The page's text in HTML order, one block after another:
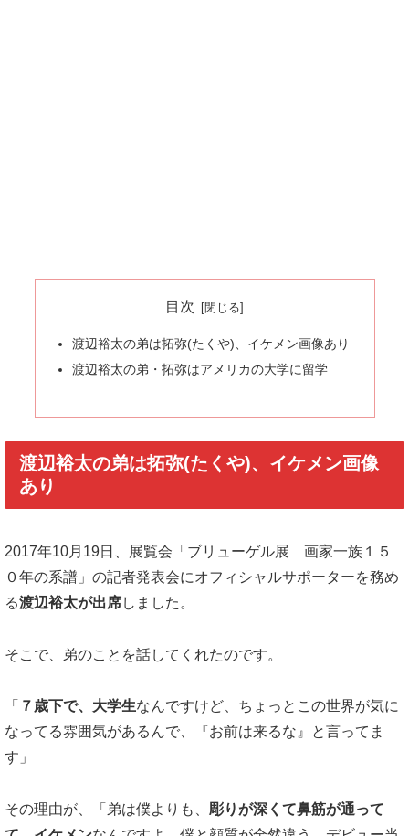
目次
渡辺裕太の弟は拓弥(たくや)、イケメン画像あり
渡辺裕太の弟・拓弥はアメリカの大学に留学
渡辺裕太の弟は拓弥(たくや)、イケメン画像
あり
2017年10月19日、展覧会「ブリューゲル展 画家一族１５
０年の系譜」の記者発表会にオフィシャルサポーターを務め
る渡辺裕太が出席しました。
そこで、弟のことを話してくれたのです。
「 ７歳下で、大学生なんですけど、ちょっとこの世界が気に
なってる雰囲気があるんで、『お前は来るな』と言ってま
す」
その理由が、「弟は僕よりも、 彫りが深くて鼻筋が通って